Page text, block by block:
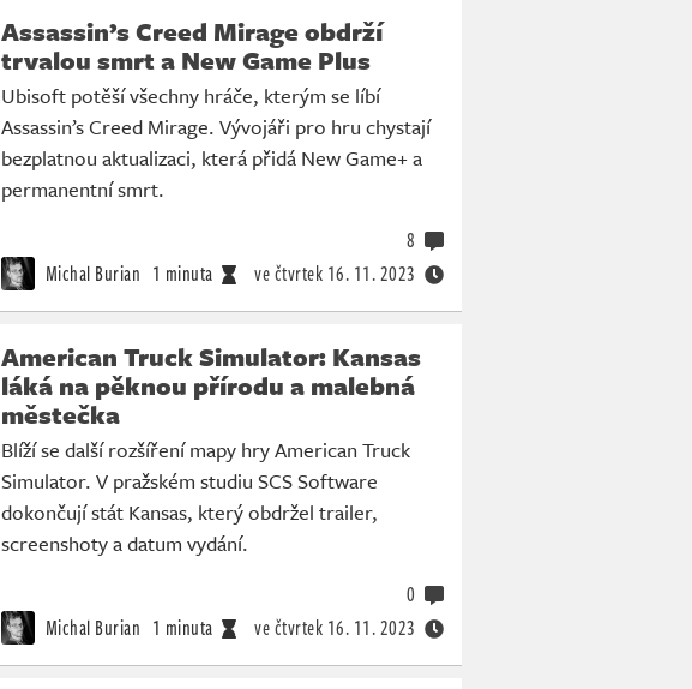
Assassin’s Creed Mirage obdrží
trvalou smrt a New Game Plus
Ubisoft potěší všechny hráče, kterým se líbí
Assassin’s Creed Mirage. Vývojáři pro hru chystají
bezplatnou aktualizaci, která přidá New Game+ a
permanentní smrt.
Michal Burian 1 minuta ve čtvrtek 16. 11. 2023
8
American Truck Simulator: Kansas
láká na pěknou přírodu a malebná
městečka
Blíží se další rozšíření mapy hry American Truck
Simulator. V pražském studiu SCS Software
dokončují stát Kansas, který obdržel trailer,
screenshoty a datum vydání.
Michal Burian 1 minuta ve čtvrtek 16. 11. 2023
0